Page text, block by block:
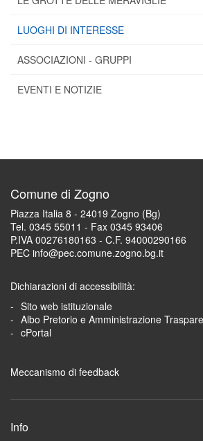
LUOGHI DI INTERESSE
ASSOCIAZIONI - GRUPPI
EVENTI E NOTIZIE
Comune di Zogno
Piazza Italia 8 - 24019 Zogno (Bg)
Tel. 0345 55011 - Fax 0345 93406
P.IVA 00276180163 - C.F. 94000290166
PEC info@pec.comune.zogno.bg.it
Dichiarazioni di accessibilità:
Sito web istituzionale
Albo Pretorio e Amministrazione
cPortal
Meccanismo di feedback
Info